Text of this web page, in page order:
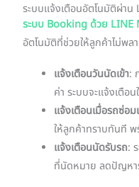
ระบบแจ้งเตือนอัตโนมัติผ่าน
ระบบ Booking ด้วย LINE
อัตโนมัติที่ช่วยให้ลูกค้าไม่พล
แจ้งเตือนวันนัดเข้า:
ค่า ระบบจะแจ้งเตือ
แจ้งเตือนเมื่อรถซ่อม
ให้ลูกค้าทราบทันที พ
แจ้งเตือนนัดรับรถ:
ที่นัดหมาย ลดปัญหา